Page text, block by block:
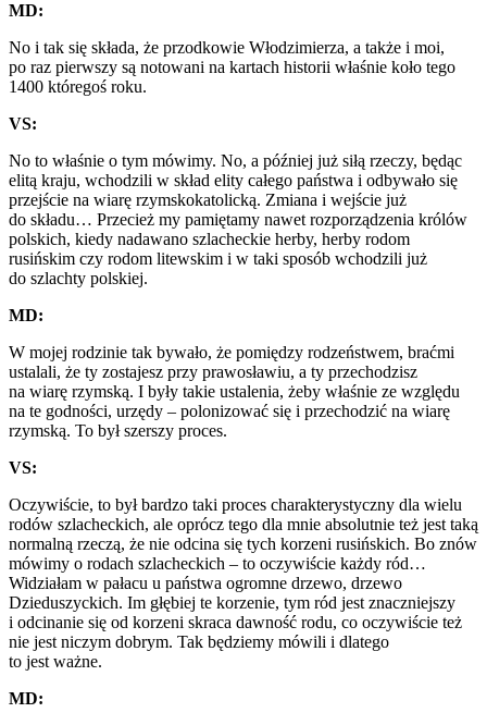
MD:
No i tak się składa, że przodkowie Włodzimierza, a także i moi,
po raz pierwszy są notowani na kartach historii właśnie koło tego
1400 któregoś roku.
VS:
No to właśnie o tym mówimy. No, a później już siłą rzeczy, będąc
elitą kraju, wchodzili w skład elity całego państwa i odbywało się
przejście na wiarę rzymskokatolicką. Zmiana i wejście już
do składu… Przecież my pamiętamy nawet rozporządzenia królów
polskich, kiedy nadawano szlacheckie herby, herby rodom
rusińskim czy rodom litewskim i w taki sposób wchodzili już
do szlachty polskiej.
MD:
W mojej rodzinie tak bywało, że pomiędzy rodzeństwem, braćmi
ustalali, że ty zostajesz przy prawosławiu, a ty przechodzisz
na wiarę rzymską. I były takie ustalenia, żeby właśnie ze względu
na te godności, urzędy – polonizować się i przechodzić na wiarę
rzymską. To był szerszy proces.
VS:
Oczywiście, to był bardzo taki proces charakterystyczny dla wielu
rodów szlacheckich, ale oprócz tego dla mnie absolutnie też jest taką
normalną rzeczą, że nie odcina się tych korzeni rusińskich. Bo znów
mówimy o rodach szlacheckich – to oczywiście każdy ród…
Widziałam w pałacu u państwa ogromne drzewo, drzewo
Dzieduszyckich. Im głębiej te korzenie, tym ród jest znaczniejszy
i odcinanie się od korzeni skraca dawność rodu, co oczywiście też
nie jest niczym dobrym. Tak będziemy mówili i dlatego
to jest ważne.
MD: